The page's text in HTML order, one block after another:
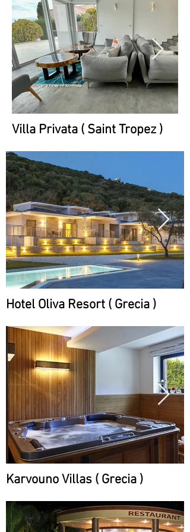
Villa Privata ( Saint Tropez )
Hotel Oliva Resort ( Grecia )
Karvouno Villas ( Grecia )